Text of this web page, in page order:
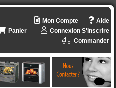
Aide
Mon Compte
Connexion S'inscrire
Panier
Commander